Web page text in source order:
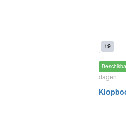
19
dagen